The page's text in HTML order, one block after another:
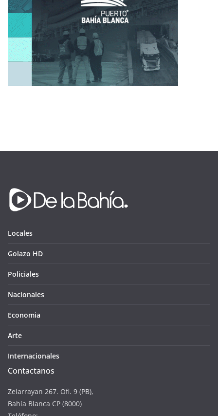
Locales
Golazo HD
Policiales
Nacionales
Economia
Arte
Internacionales
Contactanos
Zelarrayan 267. Ofi. 9 (PB),
Bahía Blanca CP (8000)